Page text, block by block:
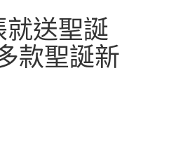
就送聖誕
款聖誕新